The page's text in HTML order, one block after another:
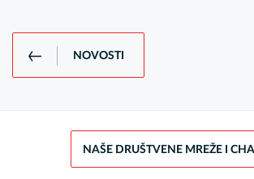
NOVOSTI
NAŠE DRUŠTVENE MREŽE I